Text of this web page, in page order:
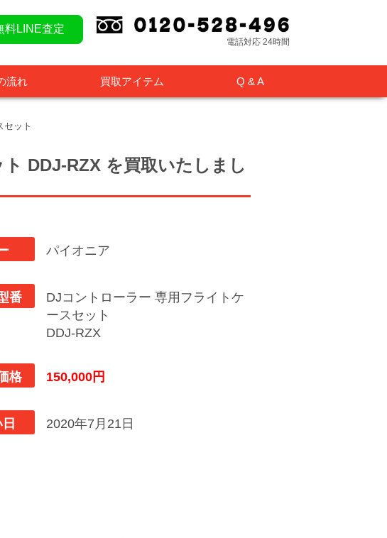
料LINE査定
電話対応 24時間
流れ 買取アイテム Q & A
セット
DDJ-RZX を買取いたしまし
パイオニア
番
DJコントローラー 専用フライトケ
ースセット
DDJ-RZX
格 150,000円
2020年7月21日